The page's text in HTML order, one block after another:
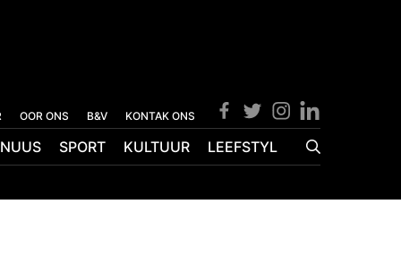
OOR ONS B&V KONTAK ONS
NUUS SPORT KULTUUR LEEFSTYL